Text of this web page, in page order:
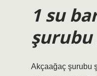
1 su
şurubu
Akçaağaç şurubu